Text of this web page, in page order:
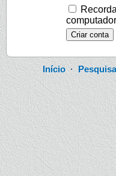
Início·Pesquisa